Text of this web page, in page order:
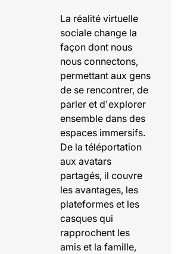
La réalité virtuelle
sociale change la
façon dont nous
nous connectons,
permettant aux gens
de se rencontrer, de
parler et d'explorer
ensemble dans des
espaces immersifs.
De la téléportation
aux avatars
partagés, il couvre
les avantages, les
plateformes et les
casques qui
rapprochent les
amis et la famille,